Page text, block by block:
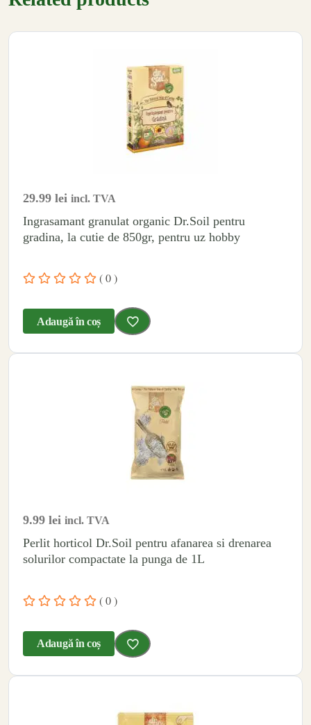
29.99 lei incl. TVA
Ingrasamant granulat organic Dr.Soil pentru
gradina, la cutie de 850gr, pentru uz hobby
( 0 )
Adaugă în coș
9.99 lei incl. TVA
Perlit horticol Dr.Soil pentru afanarea si drenarea
solurilor compactate la punga de 1L
( 0 )
Adaugă în coș